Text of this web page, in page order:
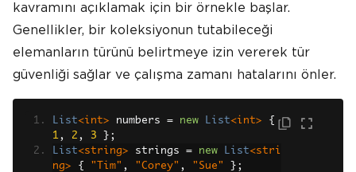
kavramını açıklamak için bir örnekle başlar.
Genellikler, bir koleksiyonun tutabileceği
elemanların türünü belirtmeye izin vererek tür
güvenliği sağlar ve çalışma zamanı hatalarını önler.
List<int> numbers = new List<int>
{
1, 2 , 3
};
List<string> strings = new List<stri
ng>
{ "Tim" , "Corey" , "Sue" };